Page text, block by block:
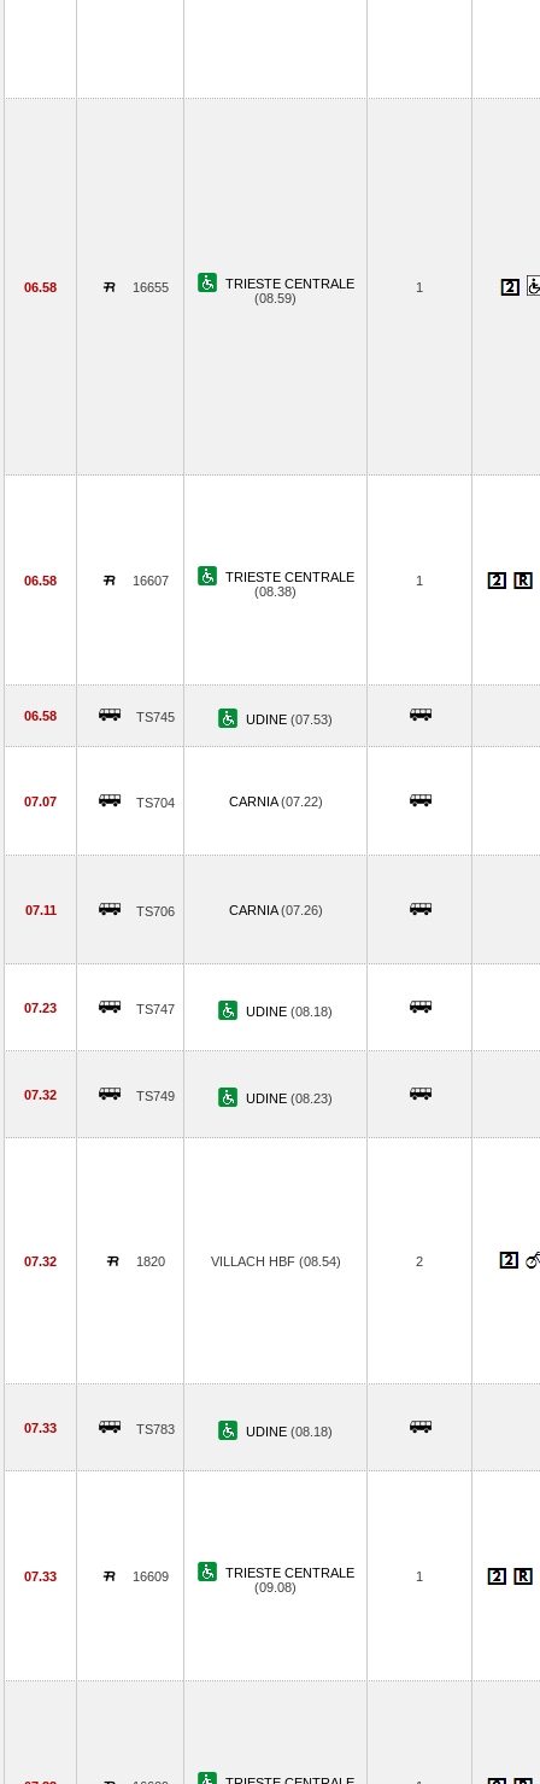
06.58 16655
TRIESTE CENTRALE
(08.59)
1
06.58 16607
TRIESTE CENTRALE
(08.38)
1
06.58 TS745 UDINE (07.53)
07.07 TS704 CARNIA(07.22)
07.11 TS706 CARNIA(07.26)
07.23 TS747 UDINE (08.18)
07.32 TS749 UDINE (08.23)
07.32 1820 VILLACH HBF (08.54) 2
07.33 TS783 UDINE (08.18)
07.33 16609
TRIESTE CENTRALE
(09.08)
1